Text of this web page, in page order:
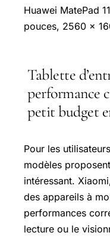
Huawei MatePad
pouces, 2560 x
Tablette
performance
petit budget
Pour les
modèles
intéressant.
des appareils à
performances
lecture ou le